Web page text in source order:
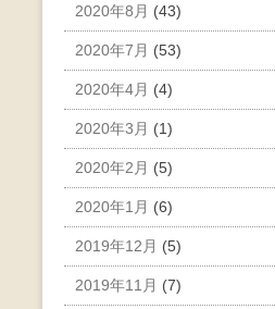
2020年8月 (43)
2020年7月 (53)
2020年4月 (4)
2020年3月 (1)
2020年2月 (5)
2020年1月 (6)
2019年12月 (5)
2019年11月 (7)